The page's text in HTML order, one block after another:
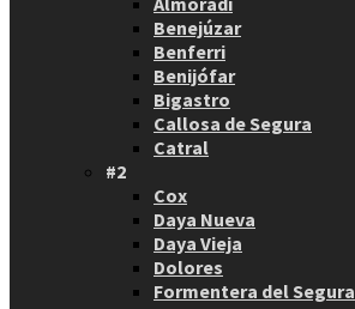
Benejúzar
Benferri
Benijófar
Bigastro
Callosa de Segura
Catral
#2
Cox
Daya Nueva
Daya Vieja
Dolores
Formentera del Segura